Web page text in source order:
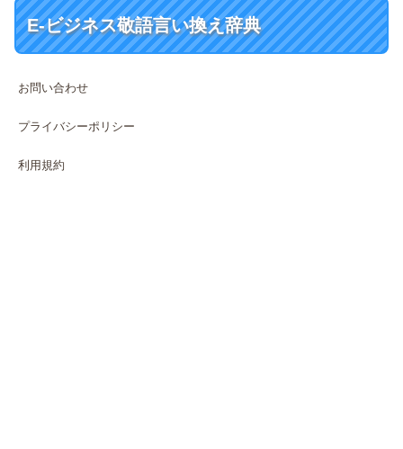
E-ビジネス敬語言い換え辞典
お問い合わせ
プライバシーポリシー
利用規約